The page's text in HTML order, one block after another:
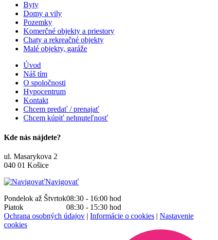
Byty
Domy a vily
Pozemky
Komerčné objekty a priestory
Chaty a rekreačné objekty
Malé objekty, garáže
Úvod
Náš tím
O spoločnosti
Hypocentrum
Kontakt
Chcem predať / prenajať
Chcem kúpiť nehnuteľnosť
Kde nás nájdete?
ul. Masarykova 2
040 01 Košice
Navigovať
Pondelok až Štvrtok08:30 - 16:00 hod
Piatok
08:30 - 15:30 hod
Ochrana osobných údajov | Informácie o cookies | Nastavenie
cookies